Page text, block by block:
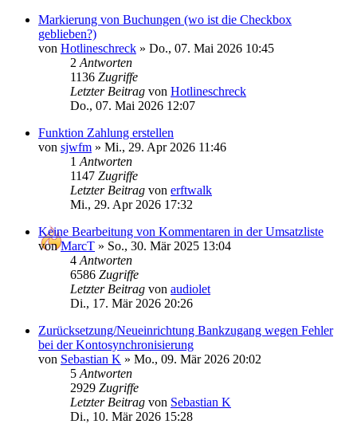
Markierung von Buchungen (wo ist die Checkbox
geblieben?)
von Hotlineschreck » Do., 07. Mai 2026 10:45
2 Antworten
1136 Zugriffe
Letzter Beitrag von Hotlineschreck
Do., 07. Mai 2026 12:07
Funktion Zahlung erstellen
von sjwfm » Mi., 29. Apr 2026 11:46
1 Antworten
1147 Zugriffe
Letzter Beitrag von erftwalk
Mi., 29. Apr 2026 17:32
Keine Bearbeitung von Kommentaren in der Umsatzliste
vonMarcT » So., 30. Mär 2025 13:04
4 Antworten
6586 Zugriffe
Letzter Beitrag von audiolet
Di., 17. Mär 2026 20:26
Zurücksetzung/Neueinrichtung Bankzugang wegen Fehler
bei der Kontosynchronisierung
von Sebastian K » Mo., 09. Mär 2026 20:02
5 Antworten
2929 Zugriffe
Letzter Beitrag von Sebastian K
Di., 10. Mär 2026 15:28